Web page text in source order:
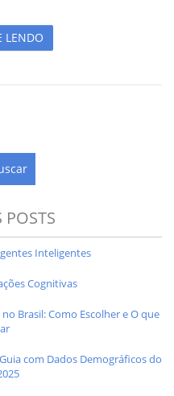
LENDO
Inteligentes
Cognitivas
Brasil: Como Escolher e O que
com Dados Demográficos do